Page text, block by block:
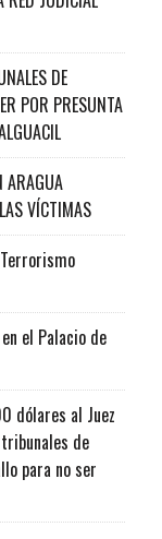
DE
POR PRESUNTA
ARAGUA
VÍCTIMAS
el Palacio de
dólares al Juez
de
para no ser